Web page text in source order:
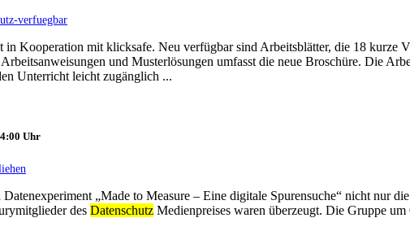
verfuegbar
in Kooperation mit klicksafe. Neu verfügbar sind Arbeitsblätter, die 18 kurze
und Musterlösungen umfasst die neue Broschüre. Die
Unterricht leicht zugänglich ...
Uhr
„Made to Measure – Eine digitale Spurensuche“ nicht nur
des Datenschutz Medienpreises waren überzeugt. Die Gruppe